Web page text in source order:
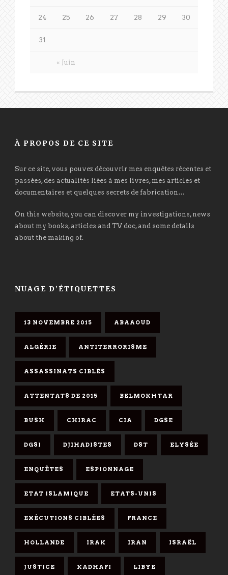
« Juin
24 25 26 27 28 29 30
31
À PROPOS DE CE SITE
Sur ce site, vous pouvez découvrir mes enquêtes récentes et
passées, des actualités liées à mes livres, mes articles et
documentaires et quelques secrets de fabrication…
On this website, you can discover my investigations, news
about my books, articles and TV doc, and some details
about the making of.
NUAGE D’ÉTIQUETTES
13 NOVEMBRE 2015 ABAAOUD
ALGÉRIE ANTITERRORISME
ASSASSINATS CIBLÉS
ATTENTATS DE 2015 BELMOKHTAR
BUSH CHIRAC CIA DGSE
DGSI DJIHADISTES DST ELYSÉE
ENQUÊTES ESPIONNAGE
ETAT ISLAMIQUE ETATS-UNIS
EXÉCUTIONS CIBLÉES FRANCE
HOLLANDE IRAK IRAN ISRAËL
JUSTICE KADHAFI LIBYE